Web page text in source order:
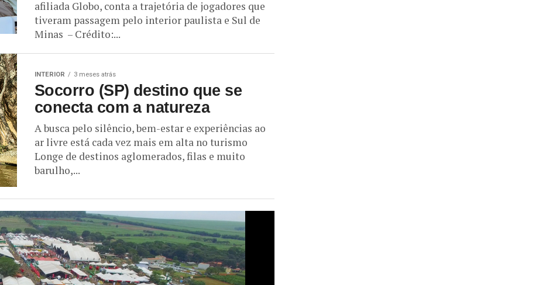
afiliada Globo, conta a trajetória de jogadores que
tiveram passagem pelo interior paulista e Sul de
Minas – Crédito:...
INTERIOR 3 meses atrás
Socorro (SP) destino que se
conecta com a natureza
A busca pelo silêncio, bem-estar e experiências ao
ar livre está cada vez mais em alta no turismo
Longe de destinos aglomerados, filas e muito
barulho,...